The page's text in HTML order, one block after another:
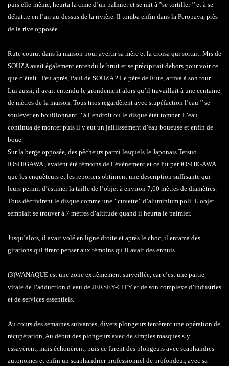
puis elle-même, heurta la cime d’un palmier et se mit à ’’se tortiller ’’ et à se
débattre en l’air au-dessus de la rivière. Il tomba enfin dans la Peropava, près
de la rive opposée.
Rute courut dans la maison pour avertir sa mère et la croisa qui sortait. Mrs de
SOUZA avait également entendu le bruit et se précipitait dehors pour voir ce
que c’était . Peu après, Paul de SOUZA ? Le père de Rute, arriva à son tour.
Lui aussi, il avait entendu le grondement alors qu’il travaillait à une centaine
de mètres de la maison. Tous trios regardèrent avec stupéfaction l’eau ’’ se
soulever en bouillonnant ’’ à l’endroit ou le disque état tomber. L’eau
continua de monter puis il y eut un jaillissement d’eau boueuse et enfin de
boue.
Sur la berge opposée, des pêcheurs parmi lesquels le Japonais Tetsuo
IOSHIGAWA , avaient été témoins de l’événement et ce fut par IOSHIGAWA
que les enquêteurs et les reporters obtinrent une description suffisante qui
leurs permit d’estimer la taille de l’objet à environ 7,60 mètres de diamètres.
Tous décrivirent le disque comme une ’’cuvette’’ d’aluminium poli. L’objet
semblait se trouver à 7 mètres d’altitude quand il heurta le palmier.
Jusqu’alors, il avait volé en ligne droite et après le choc, il entama des
girations qui firent penser aux témoins qu’il avait des ennuis.
(3)WANAQUE est une zone extrêmement surveillée, car c’est une partie
vitale de l’adduction d’eau de JERSEY-CITY et de son complexe d’industries
et de services essentiels.
Au cours des semaines suivantes, divers plongeurs tentèrent une opération de
récupération, Au début des plongeurs avec de simples masques s’y
essayèrent, mais échouèrent, puis ce furent des plongeurs avec scaphandres
autonomes et enfin un scaphandrier professionnel de profondeur, avec sa